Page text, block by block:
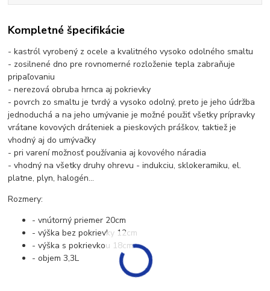
Kompletné špecifikácie
- kastról vyrobený z ocele a kvalitného vysoko odolného smaltu
- zosilnené dno pre rovnomerné rozloženie tepla zabraňuje
pripaľovaniu
- nerezová obruba hrnca aj pokrievky
- povrch zo smaltu je tvrdý a vysoko odolný, preto je jeho údržba
jednoduchá a na jeho umývanie je možné použiť všetky prípravky
vrátane kovových dráteniek a pieskových práškov, taktiež je
vhodný aj do umývačky
- pri varení možnosť používania aj kovového náradia
- vhodný na všetky druhy ohrevu - indukciu, sklokeramiku, el.
platne, plyn, halogén...
Rozmery:
- vnútorný priemer 20cm
- výška bez pokrievky 12cm
- výška s pokrievkou 18cm
- objem 3,3L